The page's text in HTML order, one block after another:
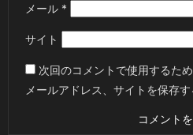
メール *
サイト
次回のコメントで使用するた
メールアドレス、サイトを保存す